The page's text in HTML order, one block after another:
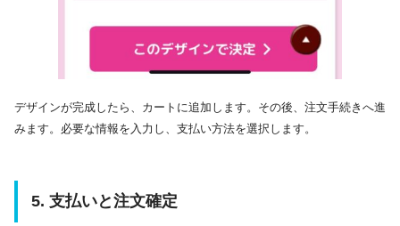
デザインが完成したら、カートに追加します。​その後、注文手続きへ進
みます。​必要な情報を入力し、支払い方法を選択します。​
5. 支払いと注文確定